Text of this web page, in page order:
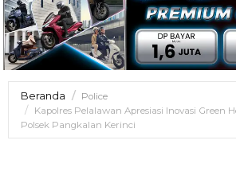
Beranda
Police
Kapolres Pelalawan Apresiasi Inovasi Green
Polsek Pangkalan Kerinci